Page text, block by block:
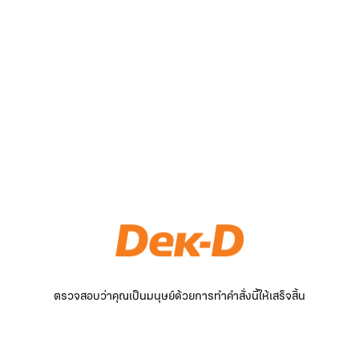
ตรวจสอบว่าคุณเป็นมนุษย์ด้วยการทำคำสั่งนี้ให้เสร็จสิ้น